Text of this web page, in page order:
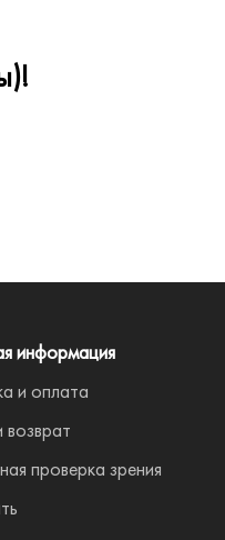
информация
и оплата
проверка зрения